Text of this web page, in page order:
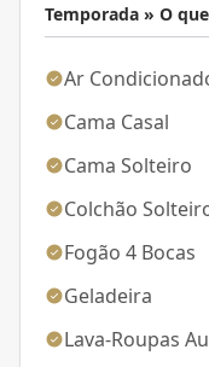
Temporada » O
Ar
Cama Casal
Cama Solteiro
Colchão
Fogão 4 Bocas
Geladeira
Lava-Roupas